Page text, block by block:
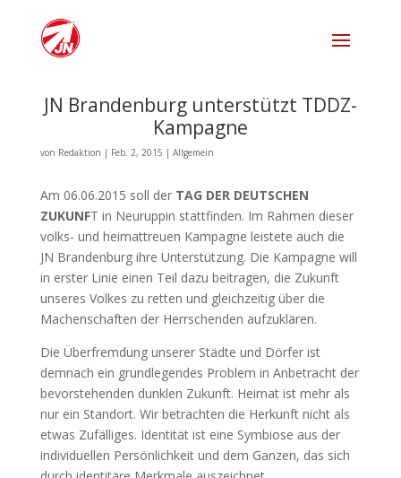
JN Brandenburg unterstützt TDDZ-
Kampagne
von Redaktion | Feb. 2, 2015 | Allgemein
Am 06.06.2015 soll der TAG DER DEUTSCHEN
ZUKUNFT in Neuruppin stattfinden. Im Rahmen dieser
volks- und heimattreuen Kampagne leistete auch die
JN Brandenburg ihre Unterstützung. Die Kampagne will
in erster Linie einen Teil dazu beitragen, die Zukunft
unseres Volkes zu retten und gleichzeitig über die
Machenschaften der Herrschenden aufzuklären.
Die Überfremdung unserer Städte und Dörfer ist
demnach ein grundlegendes Problem in Anbetracht der
bevorstehenden dunklen Zukunft. Heimat ist mehr als
nur ein Standort. Wir betrachten die Herkunft nicht als
etwas Zufälliges. Identität ist eine Symbiose aus der
individuellen Persönlichkeit und dem Ganzen, das sich